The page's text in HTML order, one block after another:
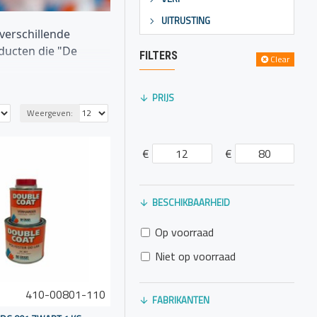
die "De
Het wordt vaak
de waterlijn
verf op
bekend om
goede
Weergeven:
410-00801-110
UITRUSTING
FILTERS Clear
PRIJS
€ €
FABRIKANTEN
BESCHIKBAARHEID
Op voorraad
Niet op voorraad